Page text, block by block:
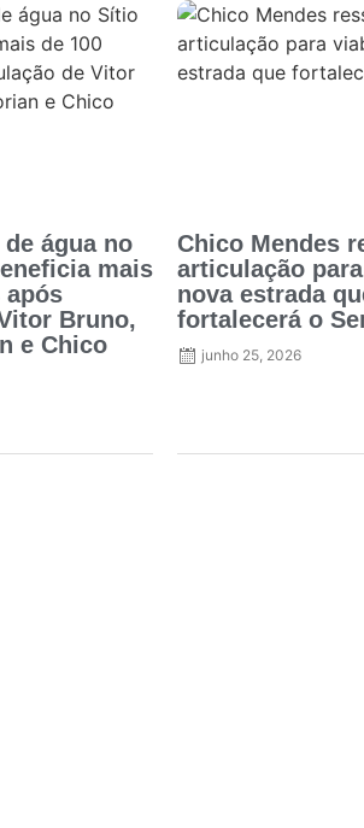
água no
mais
após
Bruno,
e Chico
Chico Mendes
articulação
nova estrada
fortalecerá o
junho 25, 2026